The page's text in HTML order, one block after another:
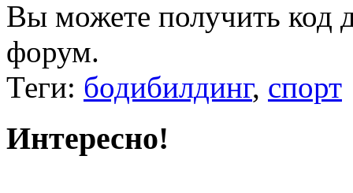
Вы можете получить код
форум.
Теги: бодибилдинг, спорт
Интересно!